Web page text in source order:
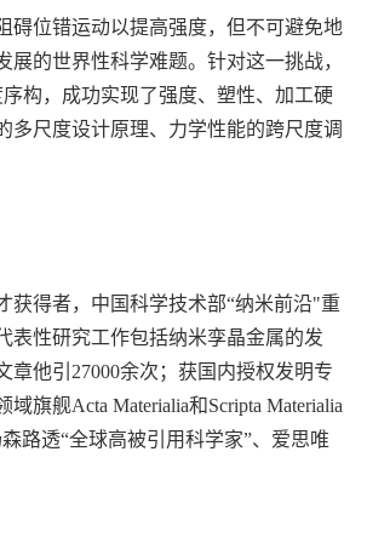
碍位错运动以提高强度，但不可避免地
的世界性科学难题。针对这一挑战，
构，成功实现了强度、塑性、加工硬
尺度设计原理、力学性能的跨尺度调
获得者，中国科学技术部“纳米前沿"重
表性研究工作包括纳米孪晶金属的发
章他引27000余次；获国内授权发明专
旗舰Acta Materialia和Scripta Materialia
森路透“全球高被引用科学家”、爱思唯